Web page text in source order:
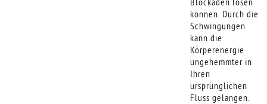
können. Durch die
Schwingungen
kann die
Körperenergie
ungehemmter in
Ihren
ursprünglichen
Fluss gelangen.